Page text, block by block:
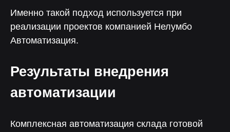
Именно такой подход используется при
реализации проектов компанией Нелумбо
Автоматизация.
Результаты внедрения
автоматизации
Комплексная автоматизация склада готовой